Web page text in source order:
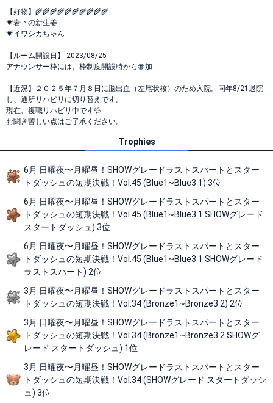
【好物】🌾🌾🌾🌾🌾🌾🌾🌾🌾🌾
💗岩下の新生姜
💗イワシカちゃん
【ルーム開設日】 2023/08/25
アナウンサー枠には、枠制度開設時から参加
【近況】２０２５年７月８日に脳出血（左尾状核）のため入院。同年8/21退院
し、通所リハビリに切り替えです。
現在、復職リハビリ中です💦
お聞き苦しい点はご了承ください。
Trophies
6月 日曜夜〜月曜昼！SHOWグレードラストスパートとスター
トダッシュの短期決戦！Vol.45 (Blue1~Blue3 1) 3位
6月 日曜夜〜月曜昼！SHOWグレードラストスパートとスター
トダッシュの短期決戦！Vol.45 (Blue1~Blue3 1 SHOWグレード
スタートダッシュ) 3位
6月 日曜夜〜月曜昼！SHOWグレードラストスパートとスター
トダッシュの短期決戦！Vol.45 (Blue1~Blue3 1 SHOWグレード
ラストスパート) 2位
3月 日曜夜〜月曜昼！SHOWグレードラストスパートとスター
トダッシュの短期決戦！Vol.34 (Bronze1~Bronze3 2) 2位
3月 日曜夜〜月曜昼！SHOWグレードラストスパートとスター
トダッシュの短期決戦！Vol.34 (Bronze1~Bronze3 2 SHOWグ
レード スタートダッシュ) 1位
3月 日曜夜〜月曜昼！SHOWグレードラストスパートとスター
トダッシュの短期決戦！Vol.34 (SHOWグレード スタートダッシ
ュ) 3位